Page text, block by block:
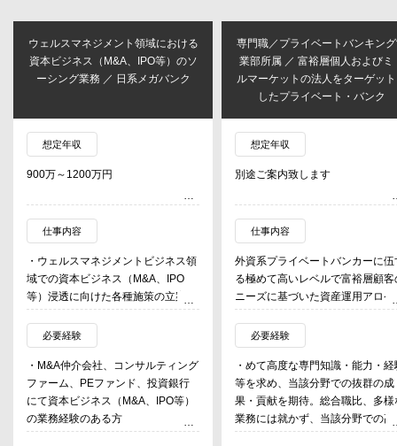
ウェルスマネジメント領域における
資本ビジネス（M&A、IPO等）のソ
ーシング業務 ／ 日系メガバンク
想定年収
900万～1200万円
仕事内容
・ウェルスマネジメントビジネス領
域での資本ビジネス（M&A、IPO
等）浸透に向けた各種施策の立案・
推進を行う
・企業オーナーの承継課題などに対
し提案活動を行い、M&Aニーズ（主
に売りニーズ）を発掘し、M&A専門
部署に連携を行う（M&Aソーシング
担当）
必要経験
・M&A仲介会社、コンサルティング
ファーム、PEファンド、投資銀行
にて資本ビジネス（M&A、IPO等）
の業務経験のある方
専門職／プライベートバンキン
業部所属 ／ 富裕層個人およびミ
ルマーケットの法人をターゲッ
したプライベート・バンク
想定年収
別途ご案内致します
仕事内容
外資系プライベートバンカーに伍
る極めて高いレベルで富裕層顧客
ニーズに基づいた資産運用アロケ
ション・ソリューション提供等を
うプロフェッショナルとしての活
を期待。
必要経験
・めて高度な専門知識・能力・経
等を求め、当該分野での抜群の成
果・貢献を期待。総合職比、多様
業務には就かず、当該分野での高
水準のパフォーマンスを求める。